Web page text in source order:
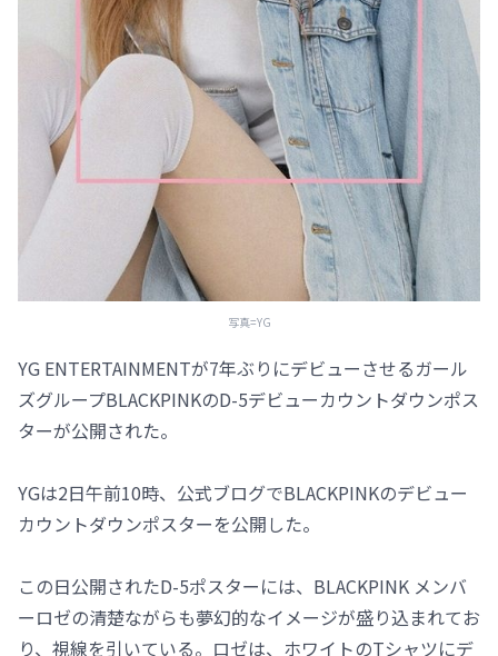
写真=YG
YG ENTERTAINMENTが7年ぶりにデビューさせるガール
ズグループBLACKPINKのD-5デビューカウントダウンポス
ターが公開された。
YGは2日午前10時、公式ブログでBLACKPINKのデビュー
カウントダウンポスターを公開した。
この日公開されたD-5ポスターには、BLACKPINK メンバ
ーロゼの清楚ながらも夢幻的なイメージが盛り込まれてお
り、視線を引いている。ロゼは、ホワイトのTシャツにデ